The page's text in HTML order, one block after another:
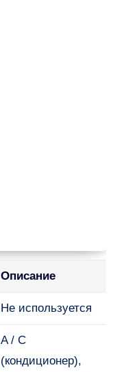
Описание
Не используется
A / C
(кондиционер),